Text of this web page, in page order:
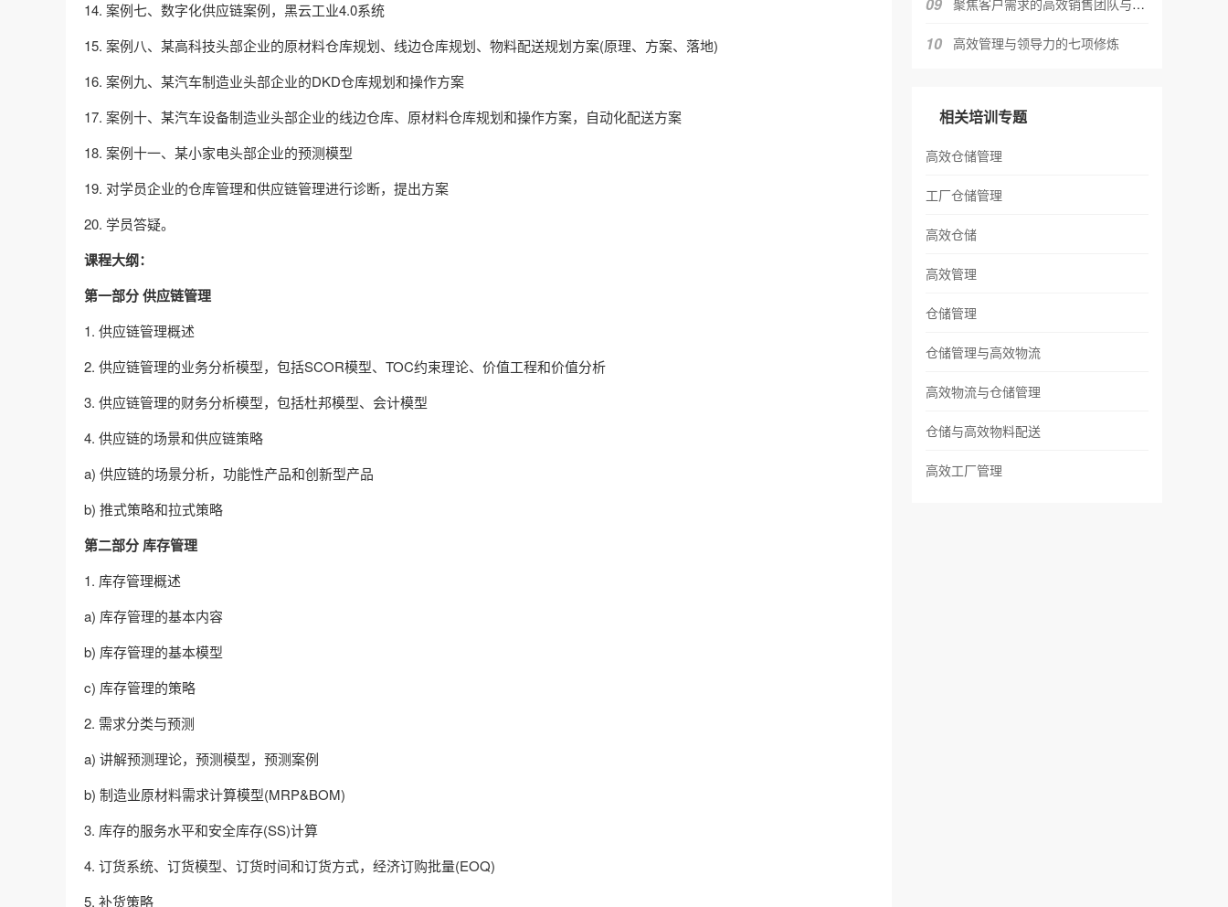
14. 案例七、数字化供应链案例，黑云工业4.0系统
15. 案例八、某高科技头部企业的原材料仓库规划、线边仓库规划、物料配送规划方案(原理、方案、落地)
16. 案例九、某汽车制造业头部企业的DKD仓库规划和操作方案
17. 案例十、某汽车设备制造业头部企业的线边仓库、原材料仓库规划和操作方案，自动化配送方案
18. 案例十一、某小家电头部企业的预测模型
19. 对学员企业的仓库管理和供应链管理进行诊断，提出方案
20. 学员答疑。
课程大纲：
第一部分 供应链管理
1. 供应链管理概述
2. 供应链管理的业务分析模型，包括SCOR模型、TOC约束理论、价值工程和价值分析
3. 供应链管理的财务分析模型，包括杜邦模型、会计模型
4. 供应链的场景和供应链策略
a) 供应链的场景分析，功能性产品和创新型产品
b) 推式策略和拉式策略
第二部分 库存管理
1. 库存管理概述
a) 库存管理的基本内容
b) 库存管理的基本模型
c) 库存管理的策略
2. 需求分类与预测
a) 讲解预测理论，预测模型，预测案例
b) 制造业原材料需求计算模型(MRP&BOM)
3. 库存的服务水平和安全库存(SS)计算
4. 订货系统、订货模型、订货时间和订货方式，经济订购批量(EOQ)
5. 补货策略
聚焦客户需求的高效销售团队与全流
10 高效管理与领导力的七项修炼
相关培训专题
高效仓储管理
工厂仓储管理
高效仓储
高效管理
仓储管理
仓储管理与高效物流
高效物流与仓储管理
仓储与高效物料配送
高效工厂管理